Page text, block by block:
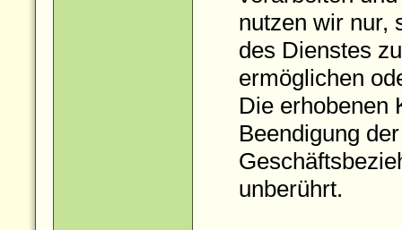
nutzen wir nur,
des Dienstes zu
ermöglichen
Die erhobenen
Beendigung der
unberührt.